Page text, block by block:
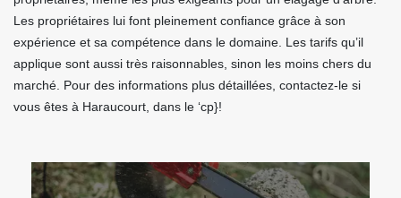
Les propriétaires lui font pleinement confiance grâce à son
expérience et sa compétence dans le domaine. Les tarifs qu’il
applique sont aussi très raisonnables, sinon les moins chers du
marché. Pour des informations plus détaillées, contactez-le si
vous êtes à Haraucourt, dans le ‘cp}!